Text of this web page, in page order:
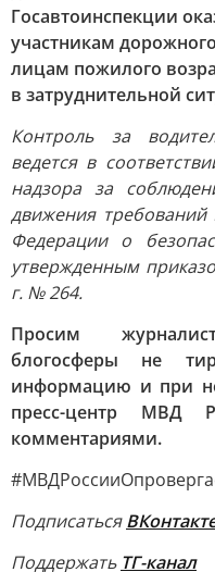
Госавтоинспекции
участникам
лицам пожилого
в затруднительной
Контроль за
ведется в
надзора за
движения требований
Федерации о
утвержденным
г. № 264.
Просим
блогосферы не
информацию и при
пресс-центр МВД
комментариями.
Подписаться
Поддержать ТГ-канал